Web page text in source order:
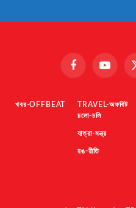
FacebookYouTube
খবর-OFFBEAT
TRAVEL-অফবিট
চলো-চলি
যাত্রা-মন্ত্র
রঙ-রীতি